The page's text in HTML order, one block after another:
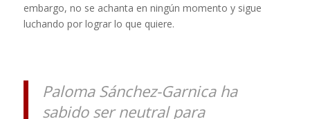
embargo, no se achanta en ningún momento y sigue
luchando por lograr lo que quiere.
Paloma Sánchez-Garnica ha
sabido ser neutral para